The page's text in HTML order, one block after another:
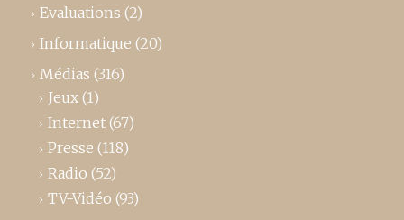
Evaluations (2)
Informatique (20)
Médias (316)
Jeux (1)
Internet (67)
Presse (118)
Radio (52)
TV-Vidéo (93)